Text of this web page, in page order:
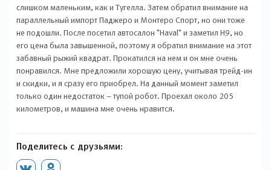
слишком маленьким, как и Тугелла. Затем обратил внимание на
параллельный импорт Паджеро и Монтеро Спорт, но они тоже
не подошли. После посетил автосалон "Haval" и заметил H9, но
его цена была завышенной, поэтому я обратил внимание на этот
забавный рыжий квадрат. Прокатился на нем и он мне очень
понравился. Мне предложили хорошую цену, учитывая трейд-ин
и скидки, и я сразу его приобрел. На данный момент заметил
только один недостаток – тупой робот. Проехал около 205
километров, и машина мне очень нравится.
Поделитесь с друзьями: